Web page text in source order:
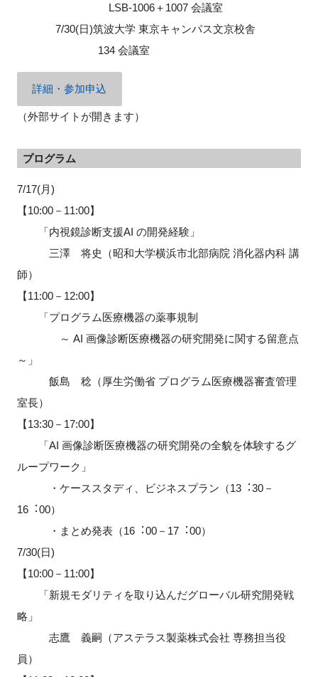
LSB-1006＋1007 会議室
7/30(日)筑波大学 東京キャンパス文京校舎
134 会議室
詳細・参加申込
（外部サイトが開きます）
プログラム
7/17(月)
【10:00－11:00】
「内視鏡診断支援AI の開発経験」
三澤 将史（昭和大学横浜市北部病院 消化器内科 講
師）
【11:00－12:00】
「プログラム医療機器の薬事規制
～ AI 画像診断医療機器の研究開発に関する留意点
～」
飯島 稔（厚生労働省 プログラム医療機器審査管理
室長）
【13:30－17:00】
「AI 画像診断医療機器の研究開発の全貌を体験するグ
ループワーク」
・ケーススタディ、ビジネスプラン（13︓30－
16︓00）
・まとめ発表（16︓00－17︓00）
7/30(日)
【10:00－11:00】
「新規モダリティを取り込んだグローバル研究開発戦
略」
志鷹 義嗣（アステラス製薬株式会社 専務担当役
員）